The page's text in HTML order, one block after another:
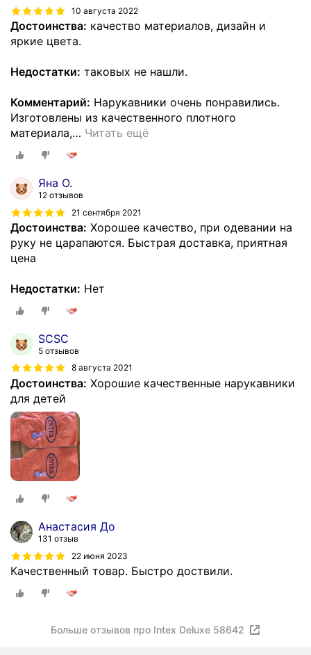
10 августа 2022
Достоинства: качество материалов, дизайн и
яркие цвета.
Недостатки: таковых не нашли.
Комментарий: Нарукавники очень понравились.
Изготовлены из качественного плотного
материала,… Читать ещё
Яна О.
12 отзывов
21 сентября 2021
Достоинства: Хорошее качество, при одевании на
руку не царапаются. Быстрая доставка, приятная
цена
Недостатки: Нет
SCSC
5 отзывов
8 августа 2021
Достоинства: Хорошие качественные нарукавники
для детей
Анастасия До
131 отзыв
22 июня 2023
Качественный товар. Быстро доствили.
Больше отзывов про Intex Deluxe 58642